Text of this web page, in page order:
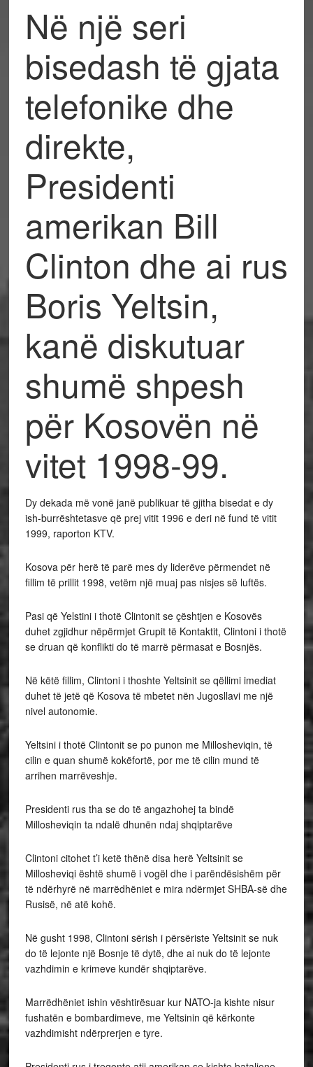
Në një seri
bisedash të gjata
telefonike dhe
direkte,
Presidenti
amerikan Bill
Clinton dhe ai rus
Boris Yeltsin,
kanë diskutuar
shumë shpesh
për Kosovën në
vitet 1998-99.
Dy dekada më vonë janë publikuar të gjitha bisedat e dy
ish-burrështetasve që prej vitit 1996 e deri në fund të vitit
1999, raporton KTV.
Kosova për herë të parë mes dy liderëve përmendet në
fillim të prillit 1998, vetëm një muaj pas nisjes së luftës.
Pasi që Yelstini i thotë Clintonit se çështjen e Kosovës
duhet zgjidhur nëpërmjet Grupit të Kontaktit, Clintoni i thotë
se druan që konflikti do të marrë përmasat e Bosnjës.
Në këtë fillim, Clintoni i thoshte Yeltsinit se qëllimi imediat
duhet të jetë që Kosova të mbetet nën Jugosllavi me një
nivel autonomie.
Yeltsini i thotë Clintonit se po punon me Millosheviqin, të
cilin e quan shumë kokëfortë, por me të cilin mund të
arrihen marrëveshje.
Presidenti rus tha se do të angazhohej ta bindë
Millosheviqin ta ndalë dhunën ndaj shqiptarëve
Clintoni citohet t’i ketë thënë disa herë Yeltsinit se
Millosheviqi është shumë i vogël dhe i parëndësishëm për
të ndërhyrë në marrëdhëniet e mira ndërmjet SHBA-së dhe
Rusisë, në atë kohë.
Në gusht 1998, Clintoni sërish i përsëriste Yeltsinit se nuk
do të lejonte një Bosnje të dytë, dhe ai nuk do të lejonte
vazhdimin e krimeve kundër shqiptarëve.
Marrëdhëniet ishin vështirësuar kur NATO-ja kishte nisur
fushatën e bombardimeve, me Yeltsinin që kërkonte
vazhdimisht ndërprerjen e tyre.